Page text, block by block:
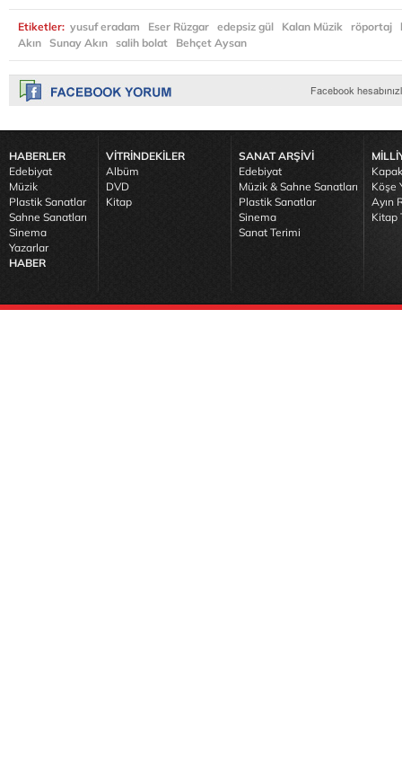
Etiketler: yusuf eradam Eser Rüzgar edepsiz gül Kalan Müzik röportaj
Akın
Sunay Akın salih bolat Behçet Aysan
HABERLER
Edebiyat
Müzik
Plastik Sanatlar
Sahne Sanatları
Sinema
Yazarlar
HABER
VİTRİNDEKİLER
Albüm
DVD
Kitap
SANAT ARŞİVİ
Edebiyat
Müzik & Sahne Sanatları
Plastik Sanatlar
Sinema
Sanat Terimi
Köşe
Ayın
Kitap